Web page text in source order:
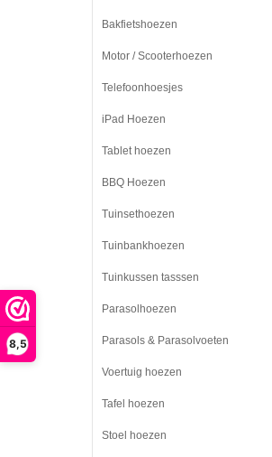
8,5
Bakfietshoezen
Motor / Scooterhoezen
Telefoonhoesjes
iPad Hoezen
Tablet hoezen
BBQ Hoezen
Tuinsethoezen
Tuinbankhoezen
Tuinkussen tasssen
Parasolhoezen
Parasols & Parasolvoeten
Voertuig hoezen
Tafel hoezen
Stoel hoezen